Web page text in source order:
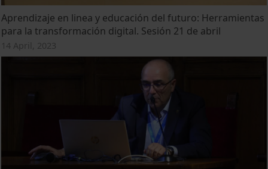
Aprendizaje en linea y educación del futuro: Herramientas
para la transformación digital. Sesión 21 de abril
14 April, 2023